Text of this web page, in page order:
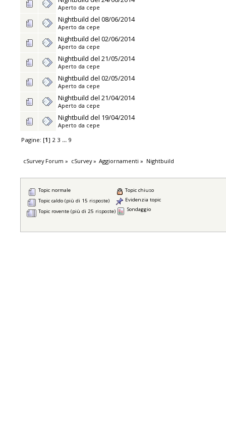
Aperto da cepe
Nightbuild del 08/06/2014
Aperto da cepe
Nightbuild del 02/06/2014
Aperto da cepe
Nightbuild del 21/05/2014
Aperto da cepe
Nightbuild del 02/05/2014
Aperto da cepe
Nightbuild del 21/04/2014
Aperto da cepe
Nightbuild del 19/04/2014
Aperto da cepe
Pagine: [1] 2 3 ... 9
cSurvey Forum » cSurvey» Aggiornamenti » Nightbuild
Topic normale
Topic caldo (più di 15 risposte)
Topic rovente (più di 25 risposte)
Topic chiuso
Evidenzia topic
Sondaggio